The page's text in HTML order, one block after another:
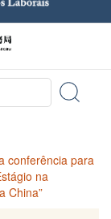
conferência para
na
China”